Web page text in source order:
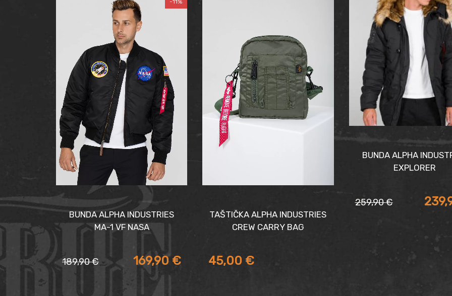
-11%
BUNDA ALPHA INDUSTRIES
MA-1 VF NASA
189,90€
Pôvodná
169,90 €
Aktuálna
TAŠTIČKA ALPHA INDUSTRIES
CREW CARRY BAG
45,00 €
BUNDA ALPHA
EXPLORER
259,90€
Pôvodná
259,90 €.
Aktuálna
239,90 €.